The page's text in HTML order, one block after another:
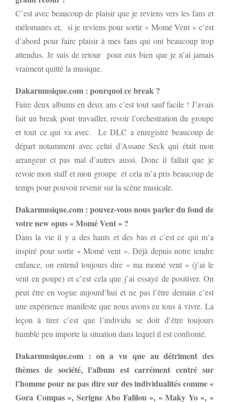
C’est avec beaucoup de plaisir que je reviens vers les fans et
mélomanes et, si je reviens pour sortir « Momé Vent » c’est
d’abord pour faire plaisir à mes fans qui ont beaucoup trop
attendus. Je suis de retour pour eux bien que je n’ai jamais
vraiment quitté la musique.
Dakarmusique.com : pourquoi ce break ?
Faire deux albums en deux ans c’est tout sauf facile ! J’avais
fait un break pour travailler, revoir l’orchestration du groupe
et tout ce qui va avec. Le DLC a enregistré beaucoup de
départ notamment avec celui d’Assane Seck qui était mon
arrangeur et pas mal d’autres aussi. Donc il fallait que je
revoie mon staff et mon groupe et cela m’a pris beaucoup de
temps pour pouvoir revenir sur la scène musicale.
Dakarmusique.com : pouvez-vous nous parler du fond de
votre new opus « Momé Vent » ?
Dans la vie il y a des hauts et des bas et c’est ce qui m’a
inspiré pour sortir « Momé vent ». Déjà depuis notre tendre
enfance, on entend toujours dire « ma momé vent » (j’ai le
vent en poupe) et c’est cela que j’ai essayé de positiver. On
peut être en vogue aujourd’hui et ne pas l’être demain c’est
une expérience manifeste que nous avons eu tous à vivre. La
leçon à tirer c’est que l’individu se doit d’être toujours
humble peu importe la situation dans lequel il est confronté.
Dakarmusique.com : on a vu que au détriment des
thèmes de société, l’album est carrément centré sur
l’homme pour ne pas dire sur des individualités comme «
Gora Compas », Serigne Abo Falilou », « Maky Yo », «